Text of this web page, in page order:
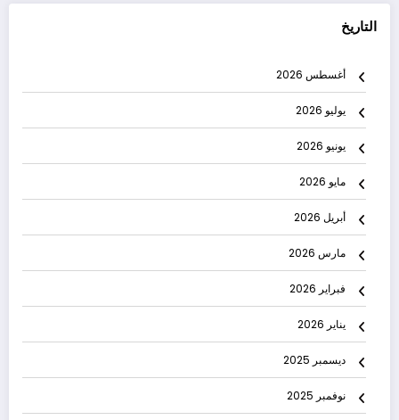
التاريخ
أغسطس 2026
يوليو 2026
يونيو 2026
مايو 2026
أبريل 2026
مارس 2026
فبراير 2026
يناير 2026
ديسمبر 2025
نوفمبر 2025